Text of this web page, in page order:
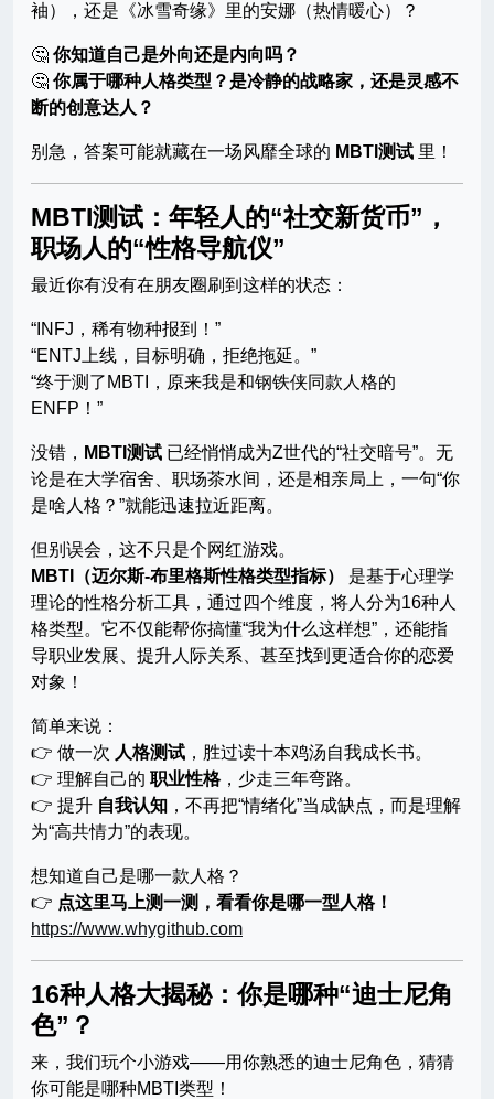
袖），还是《冰雪奇缘》里的安娜（热情暖心）？
🤔 你知道自己是外向还是内向吗？
🤔 你属于哪种人格类型？是冷静的战略家，还是灵感不
断的创意达人？
别急，答案可能就藏在一场风靡全球的 MBTI测试 里！
MBTI测试：年轻人的“社交新货币”，
职场人的“性格导航仪”
最近你有没有在朋友圈刷到这样的状态：
“INFJ，稀有物种报到！”
“ENTJ上线，目标明确，拒绝拖延。”
“终于测了MBTI，原来我是和钢铁侠同款人格的
ENFP！”
没错， MBTI测试 已经悄悄成为Z世代的“社交暗号”。无
论是在大学宿舍、职场茶水间，还是相亲局上，一句“你
是啥人格？”就能迅速拉近距离。
但别误会，这不只是个网红游戏。
MBTI（迈尔斯-布里格斯性格类型指标）
是基于心理学
理论的性格分析工具，通过四个维度，将人分为16种人
格类型。它不仅能帮你搞懂“我为什么这样想”，还能指
导职业发展、提升人际关系、甚至找到更适合你的恋爱
对象！
简单来说：
👉 做一次 人格测试 ，胜过读十本鸡汤自我成长书。
👉 理解自己的 职业性格，少走三年弯路。
👉 提升 自我认知 ，不再把“情绪化”当成缺点，而是理解
为“高共情力”的表现。
想知道自己是哪一款人格？
👉 点这里马上测一测，看看你是哪一型人格！
https://www.whygithub.com
16种人格大揭秘：你是哪种“迪士尼角
色”？
来，我们玩个小游戏——用你熟悉的迪士尼角色，猜猜
你可能是哪种MBTI类型！